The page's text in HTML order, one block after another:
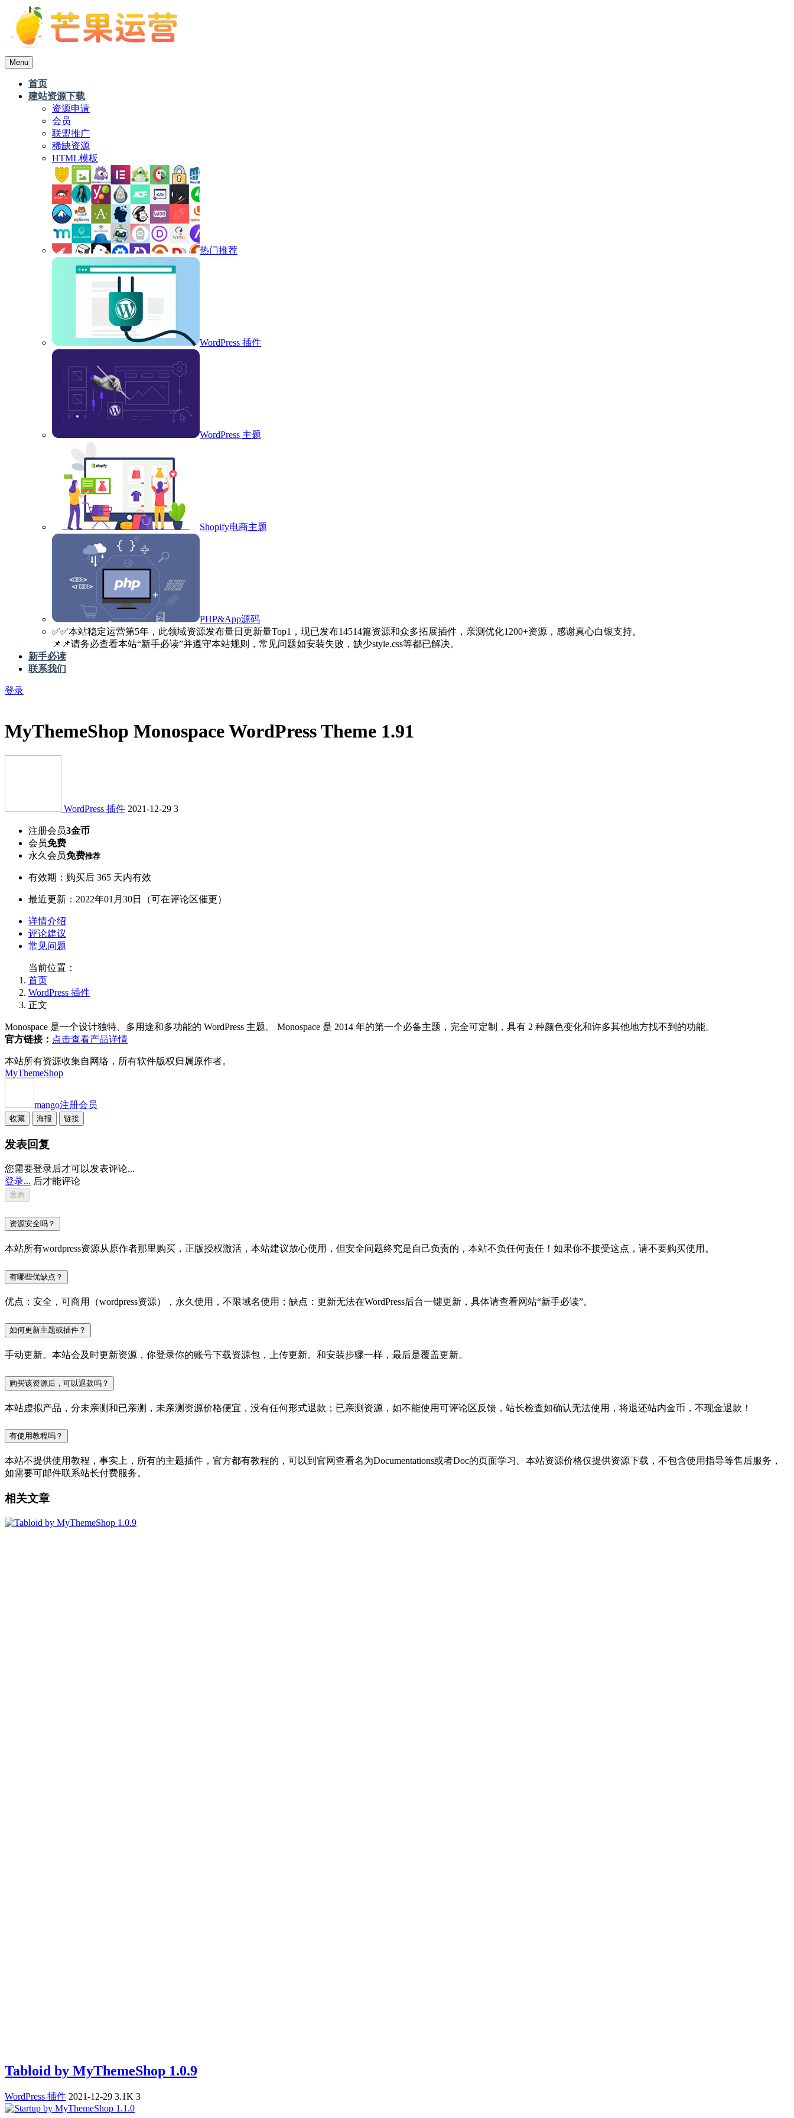
Menu
首页
建站资源下载
资源申请
会员
联盟推广
稀缺资源
HTML模板
热门推荐
WordPress 插件
WordPress 主题
Shopify电商主题
PHP&App源码
✅️✅️本站稳定运营第5年，此领域资源发布量日更新量Top1，现已发布14514篇资源和众多拓展插件，亲测优化1200+资源，感谢真心白银支持。
📌📌请务必查看本站“新手必读”并遵守本站规则，常见问题如安装失败，缺少style.css等都已解决。
新手必读
联系我们
登录
MyThemeShop Monospace WordPress Theme 1.91
WordPress 插件 2021-12-29 3
注册会员3金币
会员免费
永久会员免费推荐
有效期：购买后 365 天内有效
最近更新：2022年01月30日（可在评论区催更）
详情介绍
评论建议
常见问题
当前位置：
首页
WordPress 插件
正文
Monospace 是一个设计独特、多用途和多功能的 WordPress 主题。 Monospace 是 2014 年的第一个必备主题，完全可定制，具有 2 种颜色变化和许多其他地方找不到的功能。
官方链接： 点击查看产品详情
本站所有资源收集自网络，所有软件版权归属原作者。
MyThemeShop
mango注册会员
收藏 海报 链接
发表回复
您需要登录后才可以发表评论...
登录... 后才能评论
资源安全吗？
本站所有wordpress资源从原作者那里购买，正版授权激活，本站建议放心使用，但安全问题终究是自己负责的，本站不负任何责任！如果你不接受这点，请不要购买使用。
有哪些优缺点？
优点：安全，可商用（wordpress资源），永久使用，不限域名使用；缺点：更新无法在WordPress后台一键更新，具体请查看网站“新手必读”。
如何更新主题或插件？
手动更新。本站会及时更新资源，你登录你的账号下载资源包，上传更新。和安装步骤一样，最后是覆盖更新。
购买该资源后，可以退款吗？
本站虚拟产品，分未亲测和已亲测，未亲测资源价格便宜，没有任何形式退款；已亲测资源，如不能使用可评论区反馈，站长检查如确认无法使用，将退还站内金币，不现金退款！
有使用教程吗？
本站不提供使用教程，事实上，所有的主题插件，官方都有教程的，可以到官网查看名为Documentations或者Doc的页面学习。本站资源价格仅提供资源下载，不包含使用指导等售后服务，
如需要可邮件联系站长付费服务。
相关文章
Tabloid by MyThemeShop 1.0.9
WordPress 插件 2021-12-29 3.1K 3